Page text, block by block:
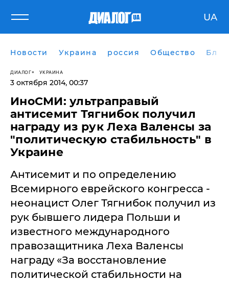
UA
Новости Украина россия Общество
ДИАЛОГ УКРАИНА
3 октября 2014, 00:37
ИноСМИ: ультраправый
антисемит Тягнибок получил
награду из рук Леха Валенсы за
"политическую стабильность" в
Украине
Антисемит и по определению
Всемирного еврейского конгресса -
неонацист Олег Тягнибок получил из
рук бывшего лидера Польши и
известного международного
правозащитника Леха Валенсы
награду «За восстановление
политической стабильности на